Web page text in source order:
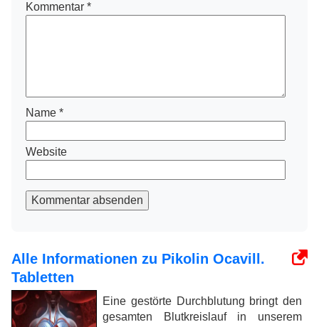
Kommentar *
Name *
Website
Kommentar absenden
Alle Informationen zu Pikolin Ocavill.
Tabletten
Eine gestörte Durchblutung bringt den
gesamten Blutkreislauf in unserem